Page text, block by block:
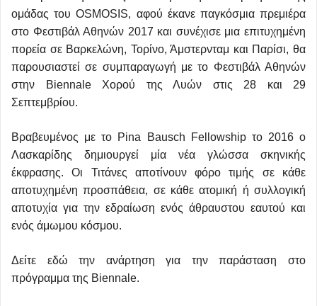
ομάδας του OSMOSIS, αφού έκανε παγκόσμια πρεμιέρα
στο Φεστιβάλ Αθηνών 2017 και συνέχισε μια επιτυχημένη
πορεία σε Βαρκελώνη, Τορίνο, Άμστερνταμ και Παρίσι, θα
παρουσιαστεί σε συμπαραγωγή με το Φεστιβάλ Αθηνών
στην Biennale Χορού της Λυών στις 28 και 29
Σεπτεμβρίου.
Βραβευμένος με το Pina Bausch Fellowship το 2016 ο
Λασκαρίδης δημιουργεί μία νέα γλώσσα σκηνικής
έκφρασης. Οι Τιτάνες αποτίνουν φόρο τιμής σε κάθε
αποτυχημένη προσπάθεια, σε κάθε ατομική ή συλλογική
αποτυχία για την εδραίωση ενός άθραυστου εαυτού και
ενός άμωμου κόσμου.
Δείτε εδώ την ανάρτηση για την παράσταση στο
πρόγραμμα της Biennale.